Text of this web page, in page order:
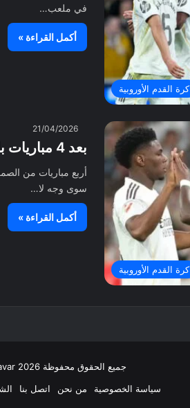
كرة القدم الأوروبية
في ملعب…
أكمل القراءة »
كرة القدم الأوروبية
21/04/2026
بعد 4 مباريات بلا فوز — الريال يستيقظ متأخرًا بثنائية في ألافيس
أربع مباريات من
سوى وجه لا…
أكمل القراءة »
جميع الحقوق محفوظة koravar 2026
سياسة الخصوصية
من نحن اتصل بنا